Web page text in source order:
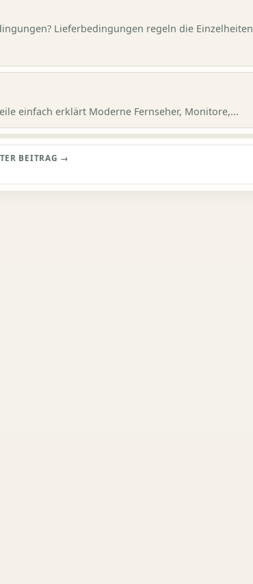
Lieferbedingungen regeln die Einzelheiten
einfach erklärt Moderne Fernseher, Monitore,...
BEITRAG →